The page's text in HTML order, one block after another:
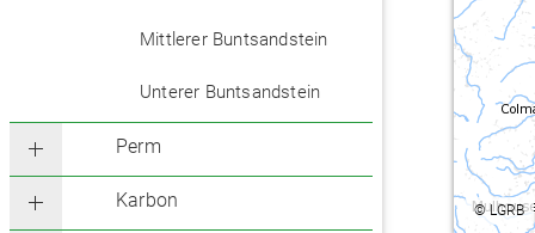
Mittlerer Buntsandstein
Unterer Buntsandstein
Perm
Karbon ©LGRB